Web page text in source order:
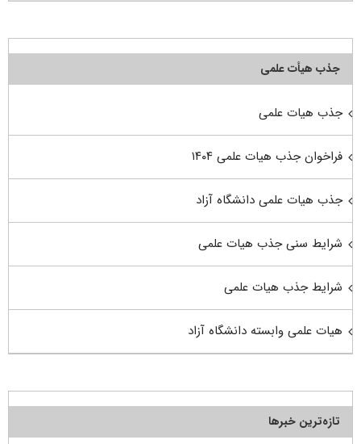
جذب هیأت علمی
جذب هیات علمی
فراخوان جذب هیات علمی ۱۴۰۴
جذب هیات علمی دانشگاه آزاد
شرایط سنی جذب هیات علمی
شرایط جذب هیات علمی
هیات علمی وابسته دانشگاه آزاد
تازه‌ترین خبرها